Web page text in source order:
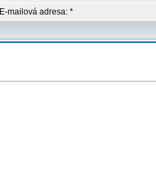
E-mailová adresa: *